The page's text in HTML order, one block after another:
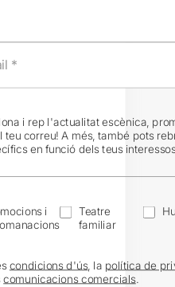
i rep l'actualitat escènica,
correu! A més, també pots
en funció dels teus
i
Teatre
familiar
condicions d'ús, la política de
comunicacions comercials.